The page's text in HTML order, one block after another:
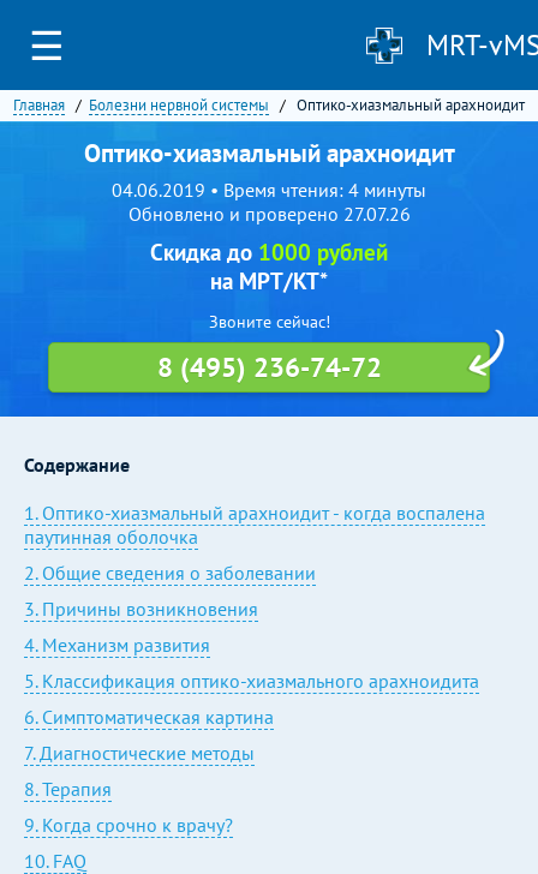
☰ MRT-
Главная Болезни нервной системы Оптико-хиазмальный арахноидит
Оптико-хиазмальный арахноидит
04.06.2019 • Время чтения: 4 минуты
Обновлено и проверено 27.07.26
Скидка до 1000 рублей
на МРТ/КТ*
Звоните сейчас!
8 (495) 236-74-72
Содержание
1. Оптико-хиазмальный арахноидит - когда воспалена
паутинная оболочка
2. Общие сведения о заболевании
3. Причины возникновения
4. Механизм развития
5. Классификация оптико-хиазмального арахноидита
6. Симптоматическая картина
7. Диагностические методы
8. Терапия
9. Когда срочно к врачу?
10. FAQ